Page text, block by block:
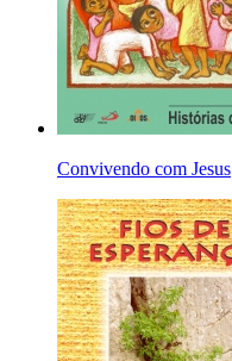
Convivendo com Jesus